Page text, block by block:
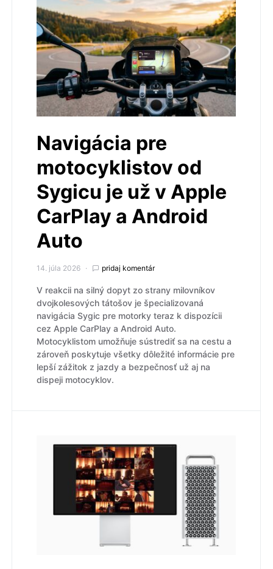
Navigácia pre
motocyklistov od
Sygicu je už v Apple
CarPlay a Android
Auto
14. júla 2026 pridaj komentár
V reakcii na silný dopyt zo strany milovníkov
dvojkolesových tátošov je špecializovaná
navigácia Sygic pre motorky teraz k dispozícii
cez Apple CarPlay a Android Auto.
Motocyklistom umožňuje sústrediť sa na cestu a
zároveň poskytuje všetky dôležité informácie pre
lepší zážitok z jazdy a bezpečnosť už aj na
dispeji motocyklov.